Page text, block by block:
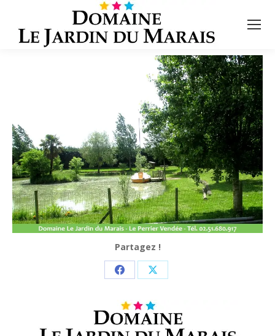
Partagez !
Share
Facebook
Share
X